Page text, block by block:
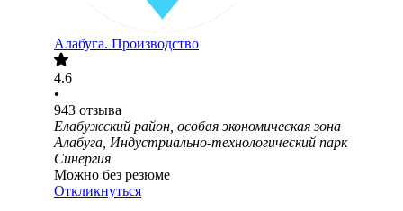
Алабуга. Производство
4.6
•
943 отзыва
Елабужский район, особая экономическая зона
Алабуга, Индустриально-технологический парк
Синергия
Можно без резюме
Откликнуться